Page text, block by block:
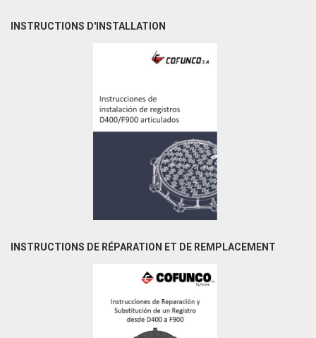
INSTRUCTIONS D'INSTALLATION
INSTRUCTIONS DE RÉPARATION ET DE REMPLACEMENT